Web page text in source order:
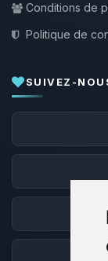
Conditions de
Politique de
SUIVEZ-